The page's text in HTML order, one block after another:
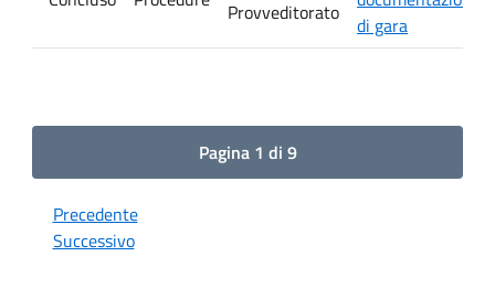
Provveditorato
di gara
Pagina 1 di 9
Precedente
Successivo